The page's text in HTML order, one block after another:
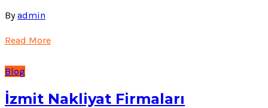
Byadmin
Read More
Blog
İzmit Nakliyat Firmaları